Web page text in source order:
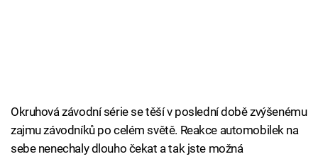
Okruhová závodní série se těší v poslední době zvýšenému
zajmu závodníků po celém světě. Reakce automobilek na
sebe nenechaly dlouho čekat a tak jste možná